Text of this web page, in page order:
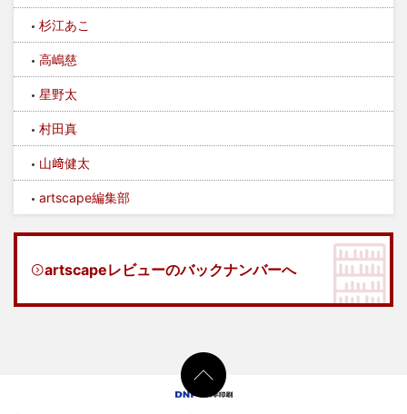
杉江あこ
高嶋慈
星野太
村田真
山﨑健太
artscape編集部
artscapeレビューのバックナンバーへ